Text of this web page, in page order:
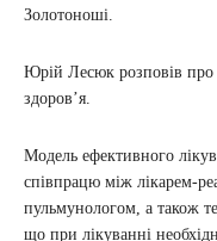
Золотоноші.
Юрій Лесюк розповів про
здоров’я.
Модель ефективного
співпрацю між лікарем-
пульмунологом, а також
що при лікуванні